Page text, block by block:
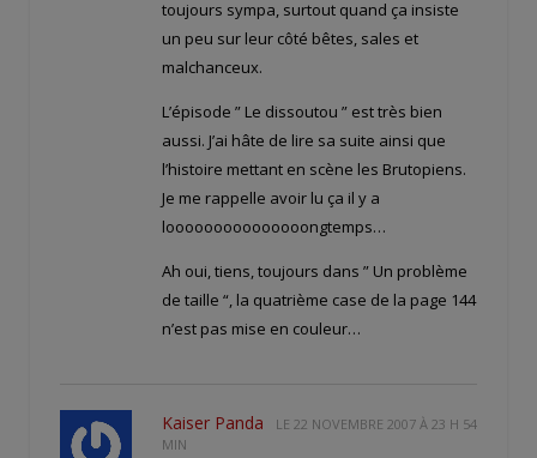
toujours sympa, surtout quand ça insiste
un peu sur leur côté bêtes, sales et
malchanceux.
L’épisode ” Le dissoutou ” est très bien
aussi. J’ai hâte de lire sa suite ainsi que
l’histoire mettant en scène les Brutopiens.
Je me rappelle avoir lu ça il y a
looooooooooooooongtemps…
Ah oui, tiens, toujours dans ” Un problème
de taille “, la quatrième case de la page 144
n’est pas mise en couleur…
Kaiser Panda LE 22 NOVEMBRE 2007 À 23 H 54
MIN